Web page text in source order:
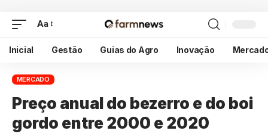
Aa
Inicial Gestão Guias do Agro Inovação
MERCADO
Preço anual do bezerro e do boi
gordo entre 2000 e 2020